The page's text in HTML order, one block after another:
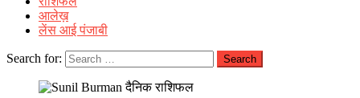
आलेख़
लेंस आई पंजाबी
Search for: